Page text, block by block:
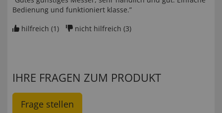
Bedienung und funktioniert klasse.”
hilfreich (1) nicht hilfreich (3)
IHRE FRAGEN ZUM PRODUKT
Frage stellen